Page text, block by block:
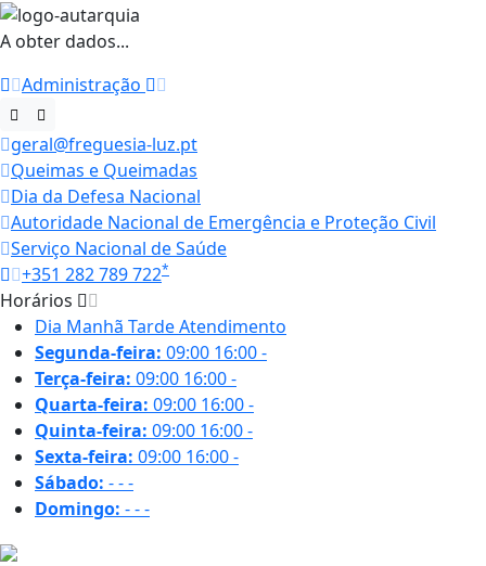
A obter dados...
Administração
geral@freguesia-luz.pt
Queimas e Queimadas
Dia da Defesa Nacional
Autoridade Nacional de Emergência e Proteção Civil
Serviço Nacional de Saúde
+351 282 789 722*
Horários
Dia Manhã TardeAtendimento
Segunda-feira: 09:00 16:00-
Terça-feira: 09:00 16:00-
Quarta-feira: 09:00 16:00-
Quinta-feira: 09:00 16:00-
Sexta-feira: 09:00 16:00-
Sábado: ---
Domingo: ---